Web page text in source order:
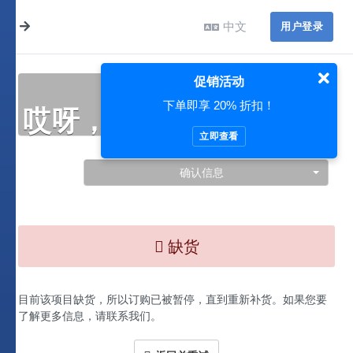
中文 用户登录
哎呀，此处出现了问题…
确认信息
缺货
目前该项目缺货，所以订购已被暂停，直到重新补货。如果您要
了解更多信息，请联系我们。
促销活动
下单即享 20% 折扣！
立即查看